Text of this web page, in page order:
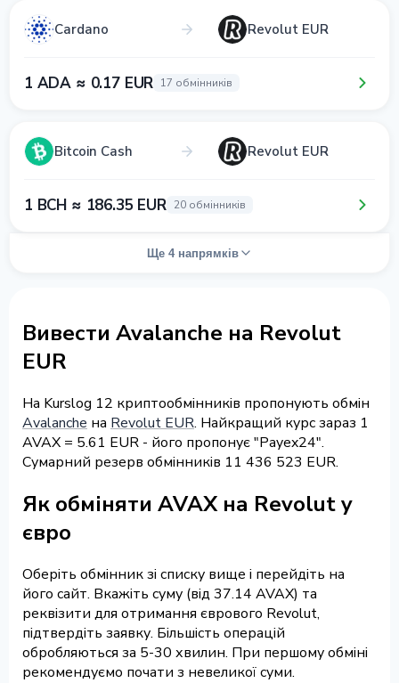
Cardano Revolut EUR
1 ADA ≈ 0.17 EUR 17 обмінників
Bitcoin Cash Revolut EUR
1 BCH ≈ 186.35 EUR 20 обмінників
Ще 4 напрямків
Вивести Avalanche на Revolut
EUR
На Kurslog 12 криптообмінників пропонують обмін
Avalanche на Revolut EUR. Найкращий курс зараз 1
AVAX = 5.61 EUR - його пропонує "Payex24".
Сумарний резерв обмінників 11 436 523 EUR.
Як обміняти AVAX на Revolut у
євро
Оберіть обмінник зі списку вище і перейдіть на
його сайт. Вкажіть суму (від 37.14 AVAX) та
реквізити для отримання єврового Revolut,
підтвердіть заявку. Більшість операцій
обробляються за 5-30 хвилин. При першому обміні
рекомендуємо почати з невеликої суми.